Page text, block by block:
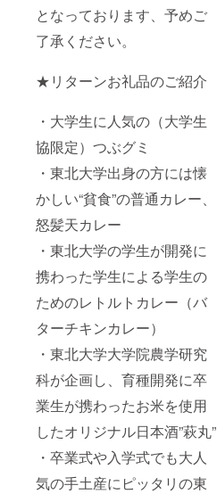
となっております、予めご
了承ください。
★リターンお礼品のご紹介
・大学生に人気の（大学生
協限定）つぶグミ
・東北大学出身の方には懐
かしい“貧食”の普通カレー、
怒髪天カレー
・東北大学の学生が開発に
携わった学生による学生の
ためのレトルトカレー（バ
ターチキンカレー）
・東北大学大学院農学研究
科が企画し、育種開発に卒
業生が携わったお米を使用
したオリジナル日本酒”萩丸”
・卒業式や入学式でも大人
気の手土産にピッタリの東